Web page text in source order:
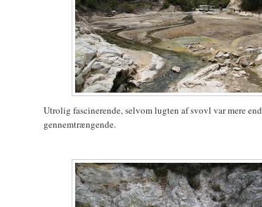
Utrolig fascinerende, selvom lugten af svovl var mere end
gennemtrængende.